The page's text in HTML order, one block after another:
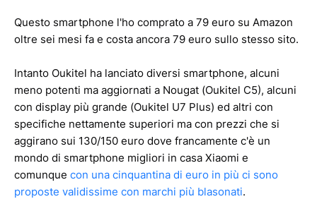
Questo smartphone l'ho comprato a 79 euro su Amazon
oltre sei mesi fa e costa ancora 79 euro sullo stesso sito.
Intanto Oukitel ha lanciato diversi smartphone, alcuni
meno potenti ma aggiornati a Nougat (Oukitel C5), alcuni
con display più grande (Oukitel U7 Plus) ed altri con
specifiche nettamente superiori ma con prezzi che si
aggirano sui 130/150 euro dove francamente c'è un
mondo di smartphone migliori in casa Xiaomi e
comunque con una cinquantina di euro in più ci sono
proposte validissime con marchi più blasonati.